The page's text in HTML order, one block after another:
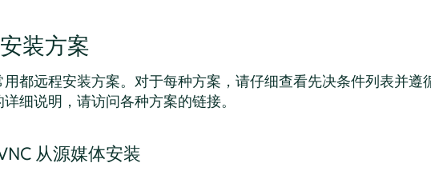
装方案
都远程安装方案。对于每种方案，请仔细查看先决条件列表并遵
细说明，请访问各种方案的链接。
从源媒体安装